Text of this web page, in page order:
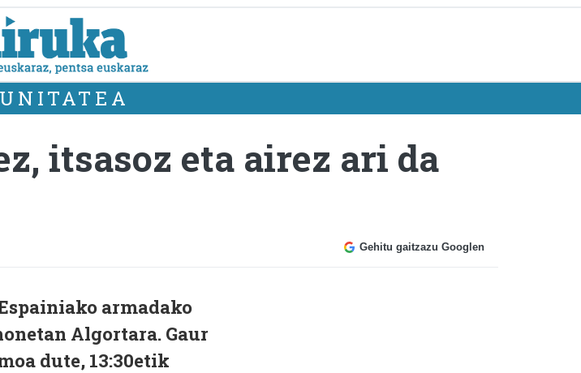
itsasoz eta airez ari da
Gehitu gaitzazu Googlen
armadako
Algortara. Gaur
dute, 13:30etik